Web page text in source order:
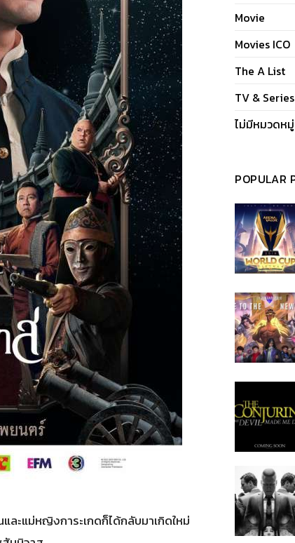
ะแม่หญิงการะเกดก็ได้กลับมาเกิดใหม่
Movie
Movies ICO
The A List
TV & Series
ไม่มีหมวดหมู่
POPULAR